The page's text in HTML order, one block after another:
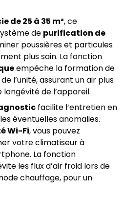
de 25 à 35 m², ce
de purification de
poussières et particules
empêche la formation de
l’unité, assurant un air plus
de l’appareil.
facilite l’entretien en
éventuelles anomalies.
Wi-Fi, vous pouvez
votre climatiseur à
les flux d’air froid lors de
chauffage, pour un